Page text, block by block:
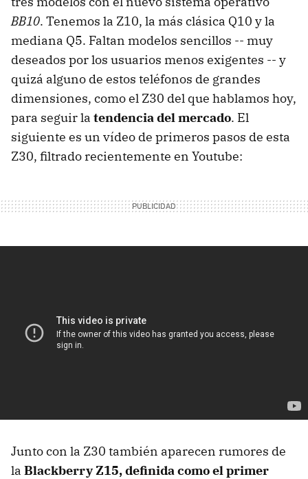
BB10. Tenemos la Z10, la más clásica Q10 y la
mediana Q5. Faltan modelos sencillos -- muy
deseados por los usuarios menos exigentes -- y
quizá alguno de estos teléfonos de grandes
dimensiones, como el Z30 del que hablamos hoy,
para seguir la tendencia del mercado. El
siguiente es un vídeo de primeros pasos de esta
Z30, filtrado recientemente en Youtube:
Junto con la Z30 también aparecen rumores de
la Blackberry Z15, definida como el primer